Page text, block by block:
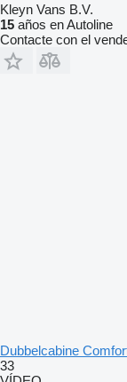
Kleyn Vans B.V.
15 años en Autoline
Contacte con el
Dubbelcabine
33